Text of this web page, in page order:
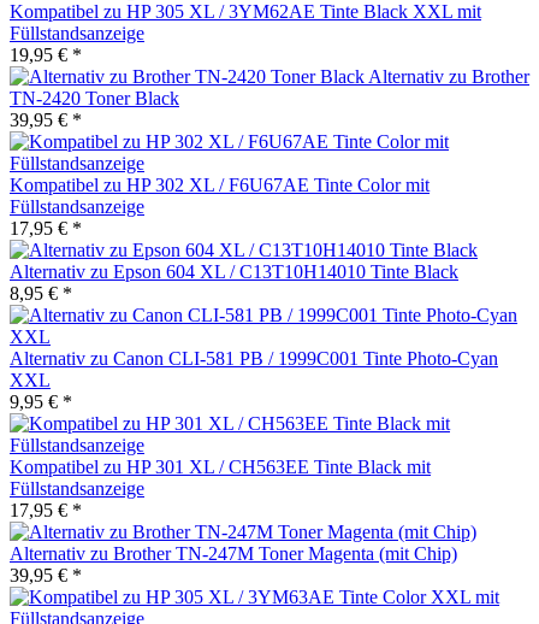
Kompatibel zu HP 305 XL / 3YM62AE Tinte Black XXL mit
Füllstandsanzeige
19,95 € *
Alternativ zu Brother
TN-2420 Toner Black
39,95 € *
Kompatibel zu HP 302 XL / F6U67AE Tinte Color mit
Füllstandsanzeige
17,95 € *
Alternativ zu Epson 604 XL / C13T10H14010 Tinte Black
8,95 € *
Alternativ zu Canon CLI-581 PB / 1999C001 Tinte Photo-Cyan
XXL
9,95 € *
Kompatibel zu HP 301 XL / CH563EE Tinte Black mit
Füllstandsanzeige
17,95 € *
Alternativ zu Brother TN-247M Toner Magenta (mit Chip)
39,95 € *